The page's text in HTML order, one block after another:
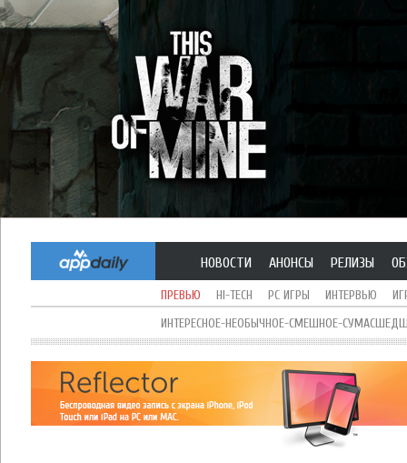
НОВОСТИ АНОНСЫ РЕЛИЗЫ
ПРЕВЬЮ HI-TECH PC ИГРЫ ИНТЕРВЬЮ
ИНТЕРЕСНОЕ-НЕОБЫЧНОЕ-СМЕШНОЕ-